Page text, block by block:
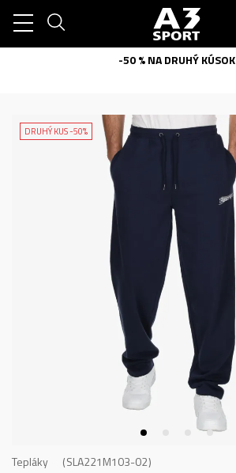
-50 % NA DRUHÝ KÚSOK
DRUHÝ KUS -50%
Tepláky SLA221M103-02